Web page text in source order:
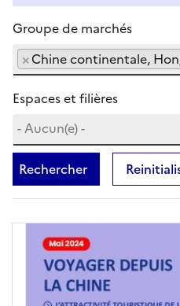
Groupe de marchés
×Chine continentale,
Espaces et filières
Rechercher